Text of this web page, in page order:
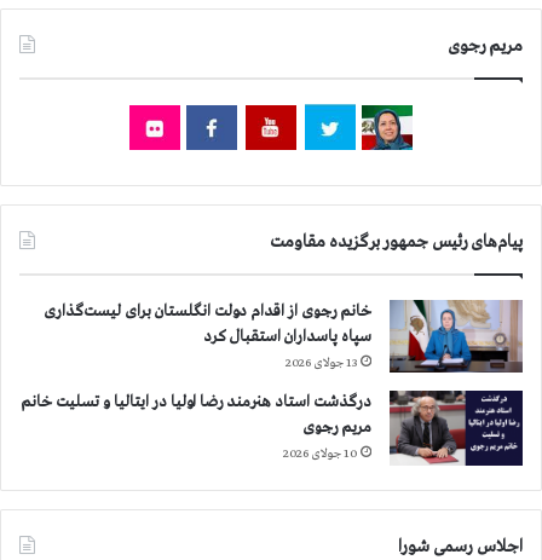
مریم رجوی
پیام‌های رئیس جمهور برگزیده مقاومت
خانم رجوی از اقدام دولت انگلستان برای لیست‌گذاری
سپاه پاسداران استقبال کرد
13 جولای 2026
درگذشت استاد هنرمند رضا اولیا در ایتالیا و تسلیت خانم
مریم رجوی
10 جولای 2026
اجلاس رسمی شورا